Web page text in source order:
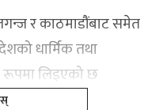
र काठमाडौंबाट समेत
धार्मिक तथा
रूपमा लिइएको छ